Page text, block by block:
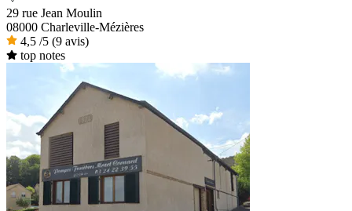
29 rue Jean Moulin
08000 Charleville-Mézières
4,5 /5 (9 avis)
top notes